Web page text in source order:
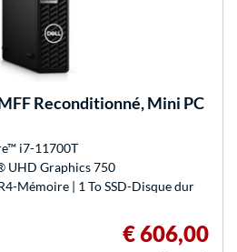
Reconditionné, Mini PC
i7-11700T
UHD Graphics 750
Mémoire | 1 To SSD-Disque dur
€ 606,00